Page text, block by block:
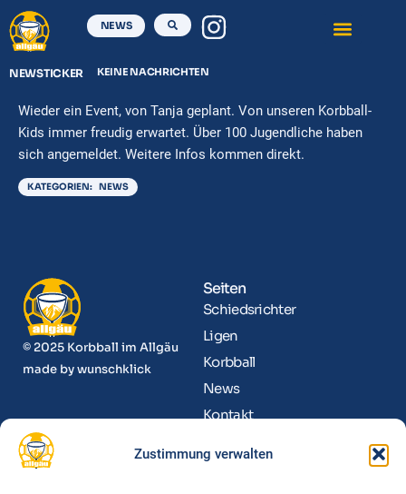
Zustimmung verwalten
NEWS
NEWSTICKER KEINE NACHRICHTEN
Wieder ein Event, von Tanja geplant. Von unseren Korbball-
Kids immer freudig erwartet. Über 100 Jugendliche haben
sich angemeldet. Weitere Infos kommen direkt.
KATEGORIEN: NEWS
© 2025 Korbball im Allgäu
made bywunschklick
Seiten
Schiedsrichter
Ligen
Korbball
News
Kontakt
Informationen